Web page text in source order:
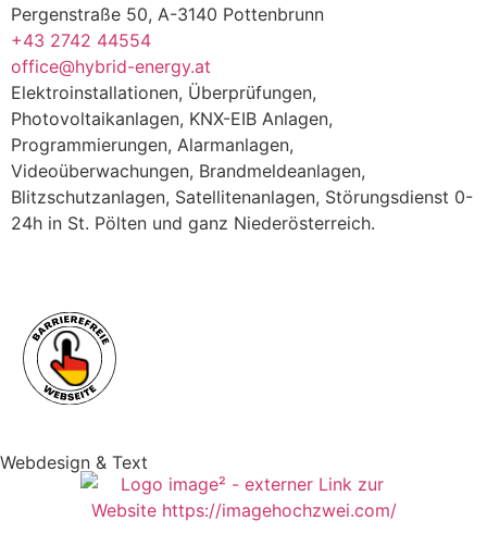
Pergenstraße 50, A-3140 Pottenbrunn
+43 2742 44554
office@hybrid-energy.at
Elektroinstallationen, Überprüfungen,
Photovoltaikanlagen, KNX-EIB Anlagen,
Programmierungen, Alarmanlagen,
Videoüberwachungen, Brandmeldeanlagen,
Blitzschutzanlagen, Satellitenanlagen, Störungsdienst 0-
24h in St. Pölten und ganz Niederösterreich.
Webdesign & Text